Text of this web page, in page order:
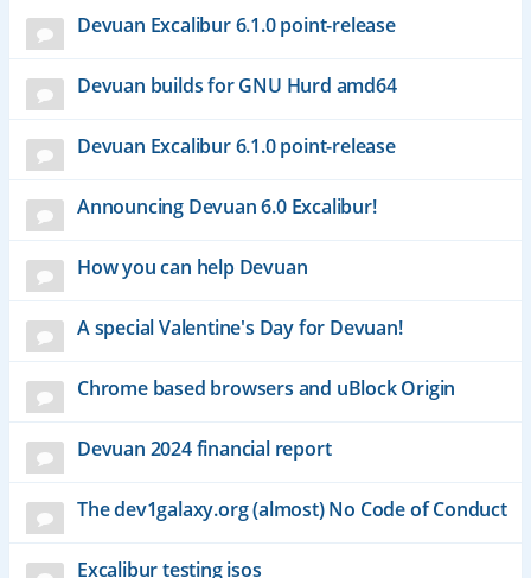
Devuan Excalibur 6.1.0 point-release
Devuan builds for GNU Hurd amd64
Devuan Excalibur 6.1.0 point-release
Announcing Devuan 6.0 Excalibur!
How you can help Devuan
A special Valentine's Day for Devuan!
Chrome based browsers and uBlock Origin
Devuan 2024 financial report
The dev1galaxy.org (almost) No Code of Conduct
Excalibur testing isos